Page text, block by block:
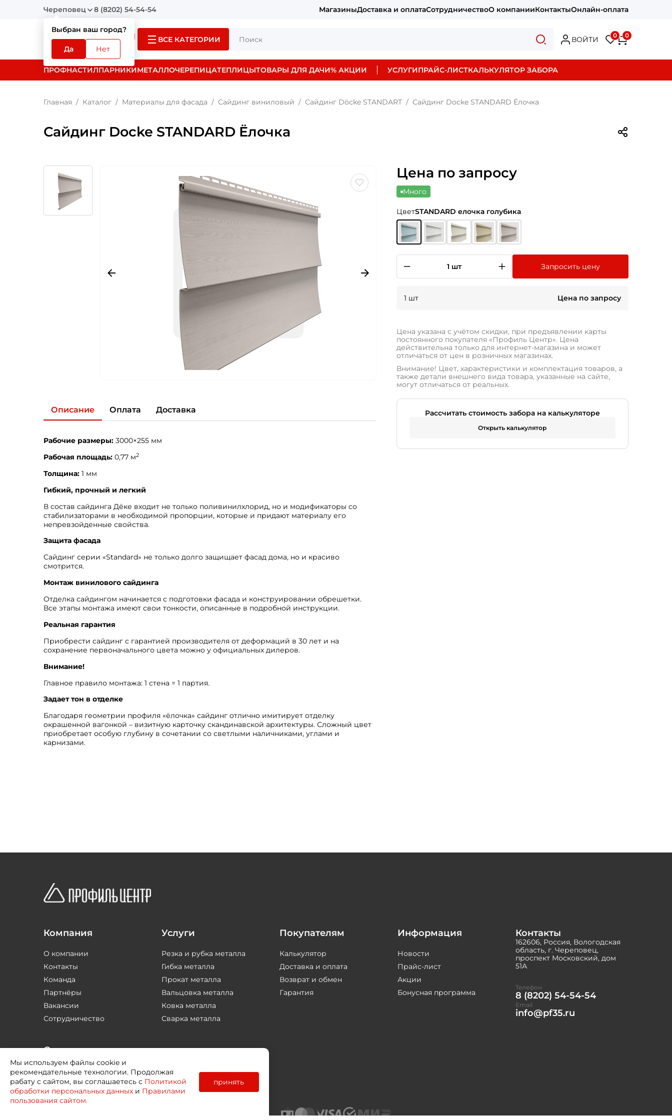
Череповец
Выбран ваш город?
Да Нет
8 (8202) 54-54-54 МагазиныДоставка и оплатаСотрудничествоО компанииКонтактыОнлайн-оплата
ВСЕ КАТЕГОРИИ ВОЙТИ 0 0
ПРОФНАСТИЛПАРНИКИМЕТАЛЛОЧЕРЕПИЦАТЕПЛИЦЫТОВАРЫ ДЛЯ ДАЧИ% АКЦИИ УСЛУГИПРАЙС-ЛИСТКАЛЬКУЛЯТОР ЗАБОРА
Главная Каталог Материалы для фасада Сайдинг виниловый Сайдинг Döcke STANDART Сайдинг Docke STANDARD Ёлочка
Сайдинг Docke STANDARD Ёлочка
Цена по запросу
Много
ЦветSTANDARD елочка голубика
1 шт Запросить цену
1 шт Цена по запросу
Цена указана с учётом скидки, при предъявлении карты
постоянного покупателя «Профиль Центр». Цена
действительна только для интернет-магазина и может
отличаться от цен в розничных магазинах.
Внимание! Цвет, характеристики и комплектация товаров, а
также детали внешнего вида товара, указанные на сайте,
могут отличаться от реальных.
Рассчитать стоимость забора на калькуляторе
Открыть калькулятор
Описание Оплата Доставка
Рабочие размеры: 3000×255 мм
Рабочая площадь: 0,77 м2
Толщина: 1 мм
Гибкий, прочный и легкий
В состав сайдинга Дёке входит не только поливинилхлорид, но и модификаторы со
стабилизаторами в необходимой пропорции, которые и придают материалу его
непревзойденные свойства.
Защита фасада
Сайдинг серии «Standard» не только долго защищает фасад дома, но и красиво
смотрится.
Монтаж винилового сайдинга
Отделка сайдингом начинается с подготовки фасада и конструировании обрешетки.
Все этапы монтажа имеют свои тонкости, описанные в подробной инструкции.
Реальная гарантия
Приобрести сайдинг с гарантией производителя от деформаций в 30 лет и на
сохранение первоначального цвета можно у официальных дилеров.
Внимание!
Главное правило монтажа: 1 стена = 1 партия.
Задает тон в отделке
Благодаря геометрии профиля «ёлочка» сайдинг отлично имитирует отделку
окрашенной вагонкой – визитную карточку скандинавской архитектуры. Сложный цвет
приобретает особую глубину в сочетании со светлыми наличниками, углами и
карнизами.
Компания
О компании
Контакты
Команда
Партнёры
Вакансии
Сотрудничество
Услуги
Резка и рубка металла
Гибка металла
Прокат металла
Вальцовка металла
Ковка металла
Сварка металла
Покупателям
Калькулятор
Доставка и оплата
Возврат и обмен
Гарантия
Информация
Новости
Прайс-лист
Акции
Бонусная программа
Контакты
162606, Россия, Вологодская
область, г. Череповец,
проспект Московский, дом
51А
Телефон
8 (8202) 54-54-54
Email
info@pf35.ru
Соцсети
Мы используем файлы cookie и
рекомендательные технологии. Продолжая
рабату с сайтом, вы соглашаетесь с Политикой
обработки персональных данных и Правилами
пользования сайтом.
принять